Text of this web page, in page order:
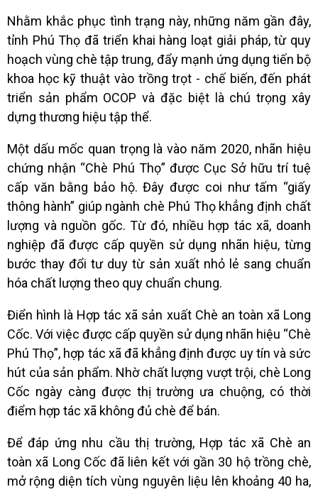
Nhằm khắc phục tình trạng này, những năm gần đây,
tỉnh Phú Thọ đã triển khai hàng loạt giải pháp, từ quy
hoạch vùng chè tập trung, đẩy mạnh ứng dụng tiến bộ
khoa học kỹ thuật vào trồng trọt - chế biến, đến phát
triển sản phẩm OCOP và đặc biệt là chú trọng xây
dựng thương hiệu tập thể.
Một dấu mốc quan trọng là vào năm 2020, nhãn hiệu
chứng nhận “Chè Phú Thọ” được Cục Sở hữu trí tuệ
cấp văn bằng bảo hộ. Đây được coi như tấm “giấy
thông hành” giúp ngành chè Phú Thọ khẳng định chất
lượng và nguồn gốc. Từ đó, nhiều hợp tác xã, doanh
nghiệp đã được cấp quyền sử dụng nhãn hiệu, từng
bước thay đổi tư duy từ sản xuất nhỏ lẻ sang chuẩn
hóa chất lượng theo quy chuẩn chung.
Điển hình là Hợp tác xã sản xuất Chè an toàn xã Long
Cốc. Với việc được cấp quyền sử dụng nhãn hiệu “Chè
Phú Thọ”, hợp tác xã đã khẳng định được uy tín và sức
hút của sản phẩm. Nhờ chất lượng vượt trội, chè Long
Cốc ngày càng được thị trường ưa chuộng, có thời
điểm hợp tác xã không đủ chè để bán.
Để đáp ứng nhu cầu thị trường, Hợp tác xã Chè an
toàn xã Long Cốc đã liên kết với gần 30 hộ trồng chè,
mở rộng diện tích vùng nguyên liệu lên khoảng 40 ha,